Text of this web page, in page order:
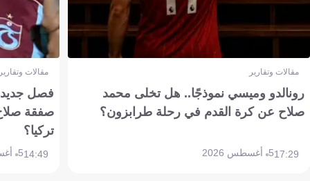
مقالات وتقارير
رونالدو وميسي نموذجًا.. هل تخلى محمد
صلاح عن كرة القدم في رحلة طرابزون؟
17:295 أغسطس 2026
مقالات
فصل جديد
صفقة
تركيا؟
14:495 أغسطس 2026